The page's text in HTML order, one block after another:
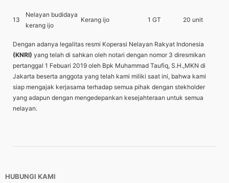
13
Nelayan budidaya
kerang ijo
Kerang ijo 1 GT 20 unit
Dengan adanya legalitas resmi Koperasi Nelayan Rakyat Indonesia
(KNRI) yang telah di sahkan oleh notari dengan nomor 3 diresmikan
pertanggal 1 Febuari 2019 oleh Bpk Muhammad Taufiq, S.H.,MKN di
Jakarta beserta anggota yang telah kami miliki saat ini, bahwa kami
siap mengajak kerjasama terhadap semua pihak dengan stekholder
yang adapun dengan mengedepankan kesejahteraan untuk semua
nelayan.
HUBUNGI KAMI